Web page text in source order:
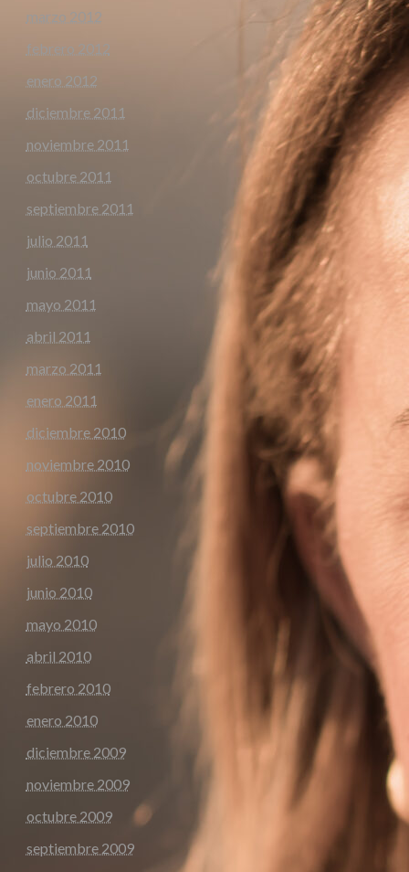
marzo 2012
febrero 2012
enero 2012
diciembre 2011
noviembre 2011
octubre 2011
septiembre 2011
julio 2011
junio 2011
mayo 2011
abril 2011
marzo 2011
enero 2011
diciembre 2010
noviembre 2010
octubre 2010
septiembre 2010
julio 2010
junio 2010
mayo 2010
abril 2010
febrero 2010
enero 2010
diciembre 2009
noviembre 2009
octubre 2009
septiembre 2009